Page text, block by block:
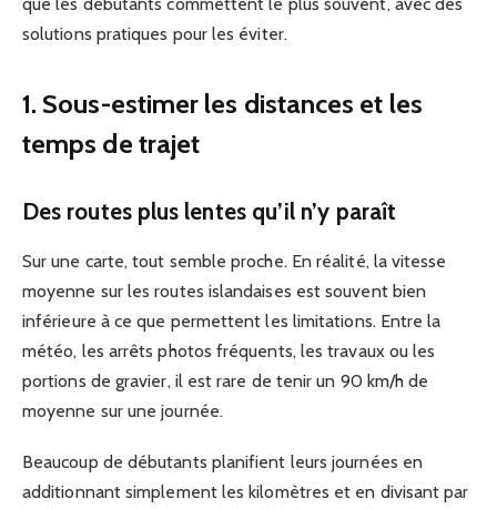
solutions pratiques pour les éviter.
1. Sous-estimer les distances et les
temps de trajet
Des routes plus lentes qu’il n’y paraît
Sur une carte, tout semble proche. En réalité, la vitesse
moyenne sur les routes islandaises est souvent bien
inférieure à ce que permettent les limitations. Entre la
météo, les arrêts photos fréquents, les travaux ou les
portions de gravier, il est rare de tenir un 90 km/h de
moyenne sur une journée.
Beaucoup de débutants planifient leurs journées en
additionnant simplement les kilomètres et en divisant par